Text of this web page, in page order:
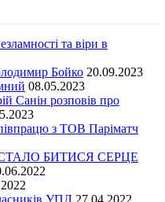
та віри в
Бойко 20.09.2023
08.05.2023
Санін розповів про
з ТОВ Паріматч
БИТИСЯ СЕРЦЕ
УПЛ 27.04.2022